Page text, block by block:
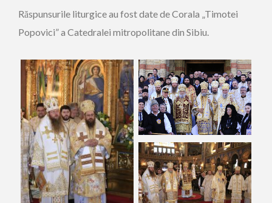
Răspunsurile liturgice au fost date de Corala „Timotei
Popovici” a Catedralei mitropolitane din Sibiu.